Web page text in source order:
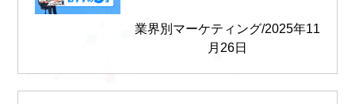
業界別マーケティング/2025年11
月26日